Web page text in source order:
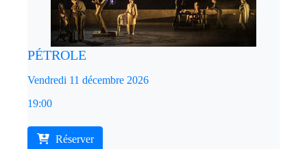
PÉTROLE
Vendredi 11 décembre 2026
19:00
Réserver